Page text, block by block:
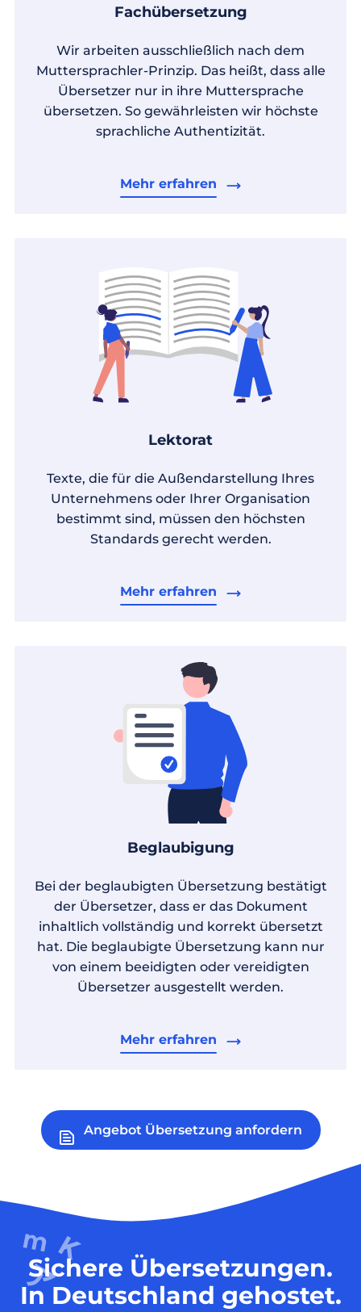
Fachübersetzung
Wir arbeiten ausschließlich nach dem
Muttersprachler-Prinzip. Das heißt, dass alle
Übersetzer nur in ihre Muttersprache
übersetzen. So gewährleisten wir höchste
sprachliche Authentizität.
Mehr erfahren
Lektorat
Texte, die für die Außendarstellung Ihres
Unternehmens oder Ihrer Organisation
bestimmt sind, müssen den höchsten
Standards gerecht werden.
Mehr erfahren
Beglaubigung
Bei der beglaubigten Übersetzung bestätigt
der Übersetzer, dass er das Dokument
inhaltlich vollständig und korrekt übersetzt
hat. Die beglaubigte Übersetzung kann nur
von einem beeidigten oder vereidigten
Übersetzer ausgestellt werden.
Mehr erfahren
Angebot Übersetzung anfordern
Sichere Übersetzungen.
In Deutschland gehostet.